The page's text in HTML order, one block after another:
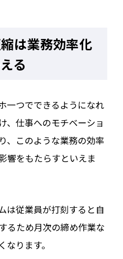
は業務効率化
る
一つでできるようになれ
、仕事へのモチベーショ
、このような業務の効率
響をもたらすといえま
は従業員が打刻すると自
るため月次の締め作業な
なります。